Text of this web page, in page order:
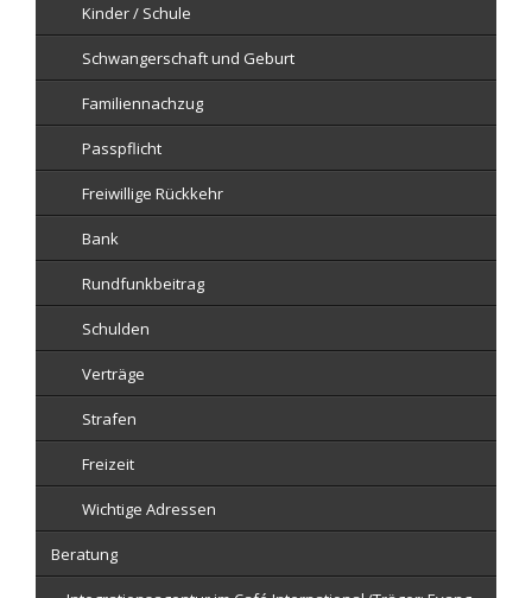
Kinder / Schule
Schwangerschaft und Geburt
Familiennachzug
Passpflicht
Freiwillige Rückkehr
Bank
Rundfunkbeitrag
Schulden
Verträge
Strafen
Freizeit
Wichtige Adressen
Beratung